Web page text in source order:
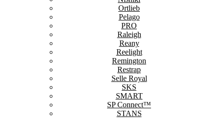
Ortlieb
Pelago
PRO
Raleigh
Reany
Reelight
Remington
Restrap
Selle Royal
SKS
SMART
SP Connect™
STANS